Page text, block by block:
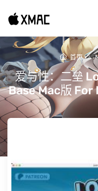
首页
爱与性：二垒
Base Mac版 For